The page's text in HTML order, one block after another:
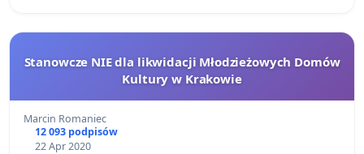
Stanowcze NIE dla likwidacji Młodzieżowych Domów
Kultury w Krakowie
Marcin Romaniec
12 093 podpisów
22 Apr 2020